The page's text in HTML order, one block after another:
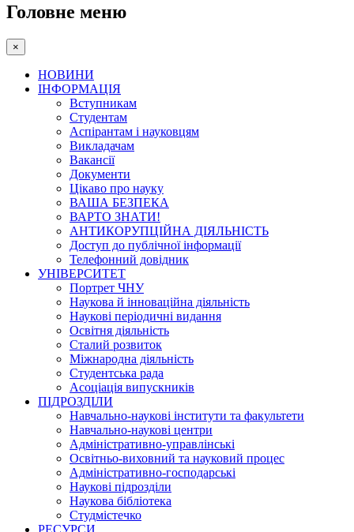
Головне меню
×
НОВИНИ
ІНФОРМАЦІЯ
Вступникам
Студентам
Аспірантам і науковцям
Викладачам
Вакансії
Документи
Цікаво про науку
ВАША БЕЗПЕКА
ВАРТО ЗНАТИ!
АНТИКОРУПЦІЙНА ДІЯЛЬНІСТЬ
Доступ до публічної інформації
Телефонний довідник
УНІВЕРСИТЕТ
Портрет ЧНУ
Наукова й інноваційна діяльність
Наукові періодичні видання
Освітня діяльність
Сталий розвиток
Міжнародна діяльність
Студентська рада
Асоціація випускників
ПІДРОЗДІЛИ
Навчально-наукові інститути та факультети
Навчально-наукові центри
Адміністративно-управлінські
Освітньо-виховний та науковий процес
Адміністративно-господарські
Наукові підрозділи
Наукова бібліотека
Студмістечко
РЕСУРСИ